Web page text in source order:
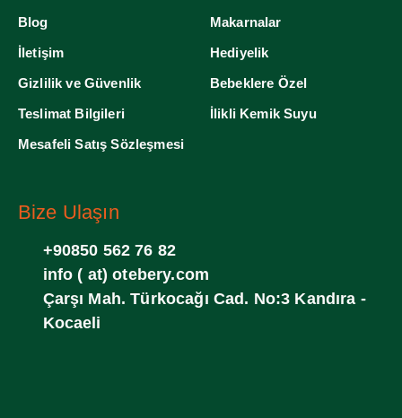
Blog
İletişim
Gizlilik ve Güvenlik
Teslimat Bilgileri
Mesafeli Satış Sözleşmesi
Makarnalar
Hediyelik
Bebeklere Özel
İlikli Kemik Suyu
Bize Ulaşın
+90850 562 76 82
info ( at) otebery.com
Çarşı Mah. Türkocağı Cad. No:3 Kandıra -
Kocaeli